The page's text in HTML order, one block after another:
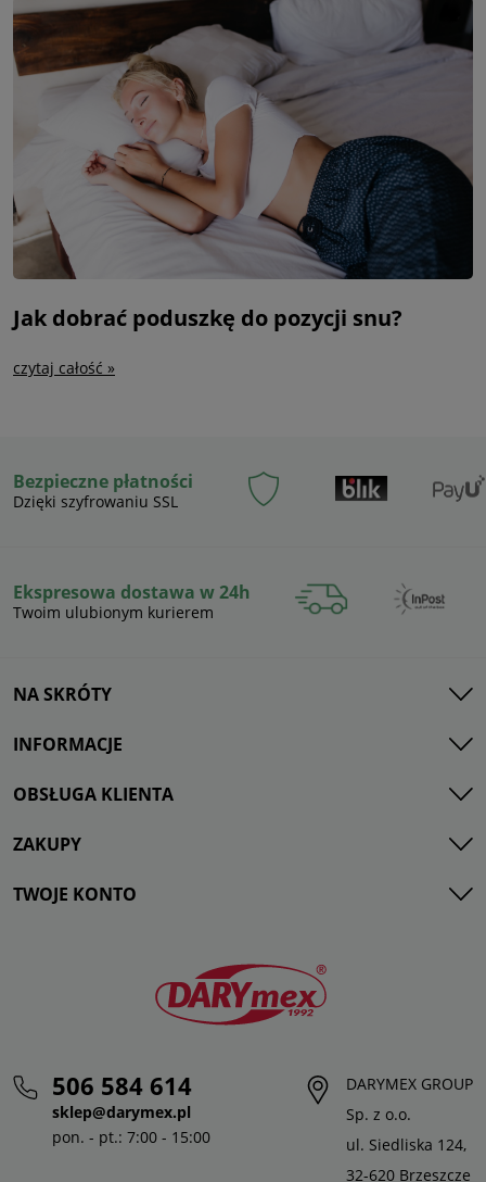
Jak dobrać poduszkę do pozycji snu?
czytaj całość »
Bezpieczne płatności
Dzięki szyfrowaniu SSL
Ekspresowa dostawa w 24h
Twoim ulubionym kurierem
NA SKRÓTY
INFORMACJE
OBSŁUGA KLIENTA
ZAKUPY
TWOJE KONTO
506 584 614
sklep@darymex.pl
pon. - pt.: 7:00 - 15:00
DARYMEX GROUP
Sp. z o.o.
ul. Siedliska 124,
32-620 Brzeszcze